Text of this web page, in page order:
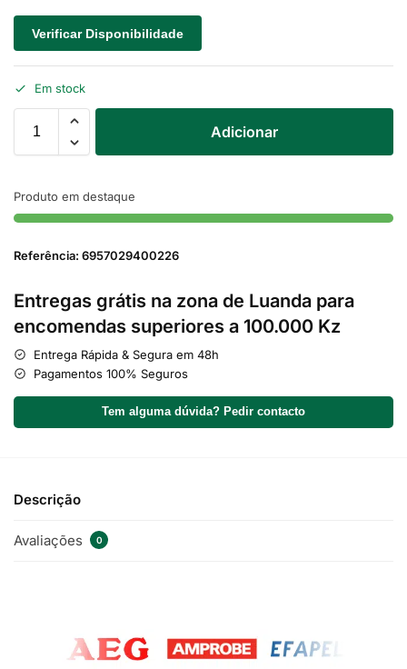
Verificar Disponibilidade
Em stock
Adicionar
Produto em destaque
Referência: 6957029400226
Entregas grátis na zona de Luanda para
encomendas superiores a 100.000 Kz
Entrega Rápida & Segura em 48h
Pagamentos 100% Seguros
Tem alguma dúvida? Pedir contacto
Descrição
Avaliações 0